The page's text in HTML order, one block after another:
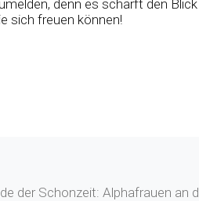
denn es schärft den
sich freuen können!
der Schonzeit: Alphafrauen an